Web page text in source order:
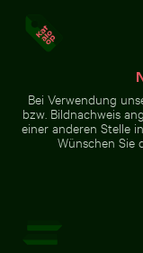
Schnorchler im weiten
Ozean unter klarem
Le Morne
Küste in Mauritius
Leuchtend rosa
Bei Verwendung
bzw. Bildnachweis
einer anderen Stelle
Wünschen Sie